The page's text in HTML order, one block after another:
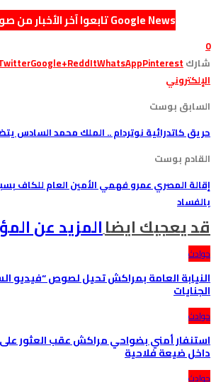
تابعوا آخر الأخبار من صوت الأحرار على Google News
0
شارك
Google+ReddItWhatsAppPinterest
الإلكتروني
السابق بوست
حريق كاتدرائية نوتردام .. الملك محمد السادس
القادم بوست
إقالة المصري عمرو فهمي الأمين العام للكاف
بالفساد
قد يعجبك ايضاالمزيد عن
حوادث
النيابة العامة بمراكش تحيل لصوص “فيديو
الجنايات
حوادث
استنفار أمني بضواحي مراكش عقب العثور
داخل ضيعة فلاحية
حوادث